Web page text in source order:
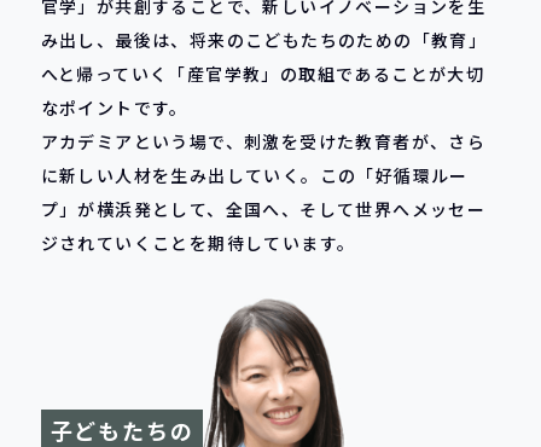
官学」が共創することで、新しいイノベーションを生
み出し、最後は、将来のこどもたちのための「教育」
へと帰っていく「産官学教」の取組であることが大切
なポイントです。
アカデミアという場で、刺激を受けた教育者が、さら
に新しい人材を生み出していく。この「好循環ルー
プ」が横浜発として、全国へ、そして世界へメッセー
ジされていくことを期待しています。
子どもたちの